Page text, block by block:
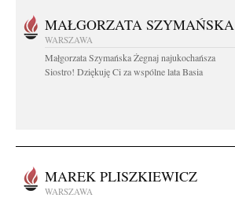
MAŁGORZATA SZYMAŃSKA
WARSZAWA
Małgorzata Szymańska Żegnaj najukochańsza
Siostro! Dziękuję Ci za wspólne lata Basia
MAREK PLISZKIEWICZ
WARSZAWA